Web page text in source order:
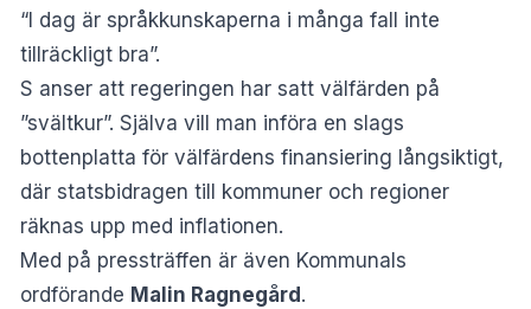
“I dag är språkkunskaperna i många fall inte
tillräckligt bra”.
S anser att regeringen har satt välfärden på
”svältkur”. Själva vill man införa en slags
bottenplatta för välfärdens finansiering långsiktigt,
där statsbidragen till kommuner och regioner
räknas upp med inflationen.
Med på pressträffen är även Kommunals
ordförande Malin Ragnegård.